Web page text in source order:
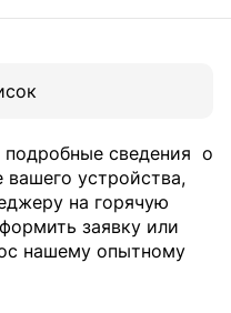
сведения о
вашего устройства,
на горячую
заявку или
нашему опытному